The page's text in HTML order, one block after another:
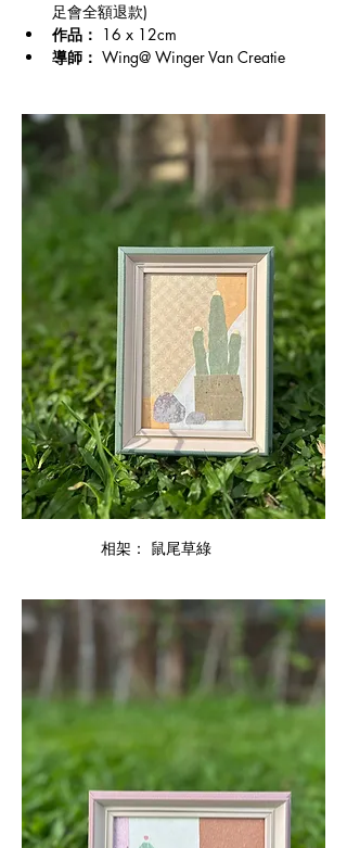
足會全額退款)
作品： 16 x 12cm
導師： Wing@ Winger Van Creatie
相架： 鼠尾草綠